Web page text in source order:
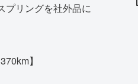
プリングを社外品に
】